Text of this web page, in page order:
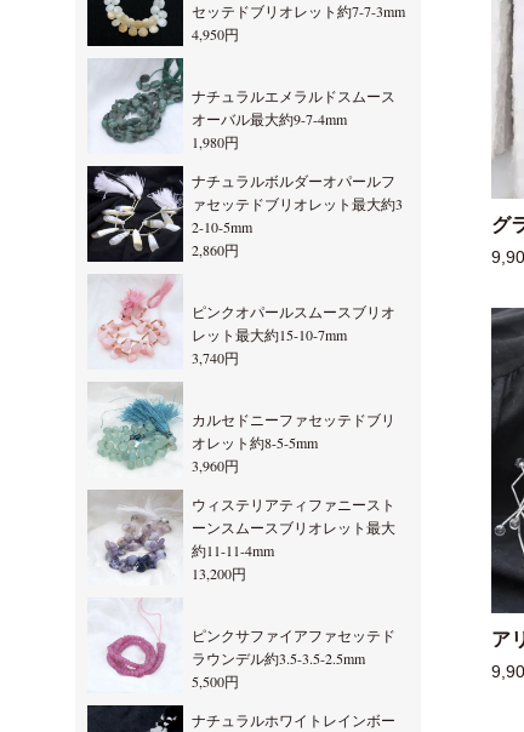
グ
ア
セッテドブリオレット約7-7-3mm
4,950円
ナチュラルエメラルドスムース
オーバル最大約9-7-4mm
1,980円
ナチュラルボルダーオパールフ
ァセッテドブリオレット最大約3
2-10-5mm
2,860円
ピンクオパールスムースブリオ
レット最大約15-10-7mm
3,740円
カルセドニーファセッテドブリ
オレット約8-5-5mm
3,960円
ウィステリアティファニースト
ーンスムースブリオレット最大
約11-11-4mm
13,200円
ピンクサファイアファセッテド
ラウンデル約3.5-3.5-2.5mm
5,500円
ナチュラルホワイトレインボー